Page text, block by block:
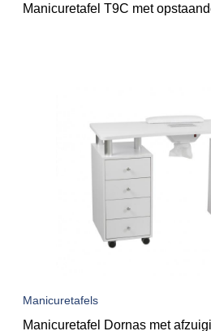
Manicuretafel T9C met
Manicuretafels
Manicuretafel Dornas met